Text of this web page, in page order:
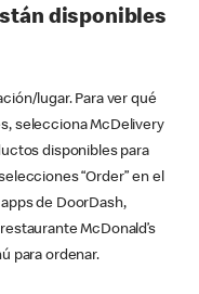
disponibles
lugar. Para ver qué
selecciona McDelivery
disponibles para
“Order” en el
de DoorDash,
McDonald’s
para ordenar.